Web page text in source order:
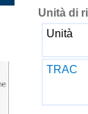
Unità di
Unità
TRAC